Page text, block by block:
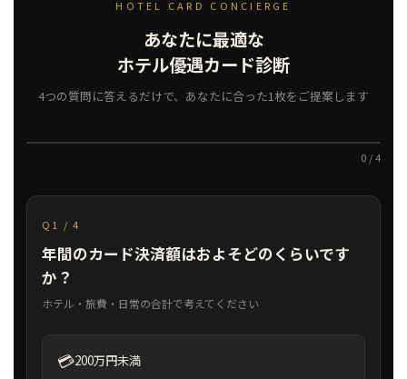
HOTEL CARD CONCIERGE
あなたに最適な
ホテル優遇カード診断
4つの質問に答えるだけで、あなたに合った1枚をご提案します
0 / 4
Q1 / 4
年間のカード決済額はおよそどのくらいです
か？
ホテル・旅費・日常の合計で考えてください
💳200万円未満